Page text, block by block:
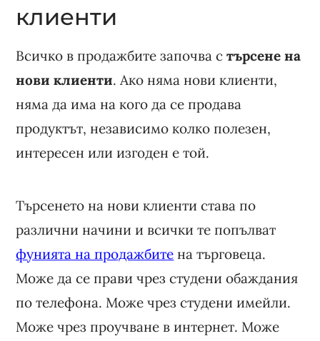
клиенти
Всичко в продажбите започва стърсене на
нови клиенти. Ако няма нови клиенти,
няма да има на кого да се продава
продуктът, независимо колко полезен,
интересен или изгоден е той.
Търсенето на нови клиенти става по
различни начини и всички те попълват
фунията на продажбите на търговеца.
Може да се прави чрез студени обаждания
по телефона. Може чрез студени имейли.
Може чрез проучване в интернет. Може